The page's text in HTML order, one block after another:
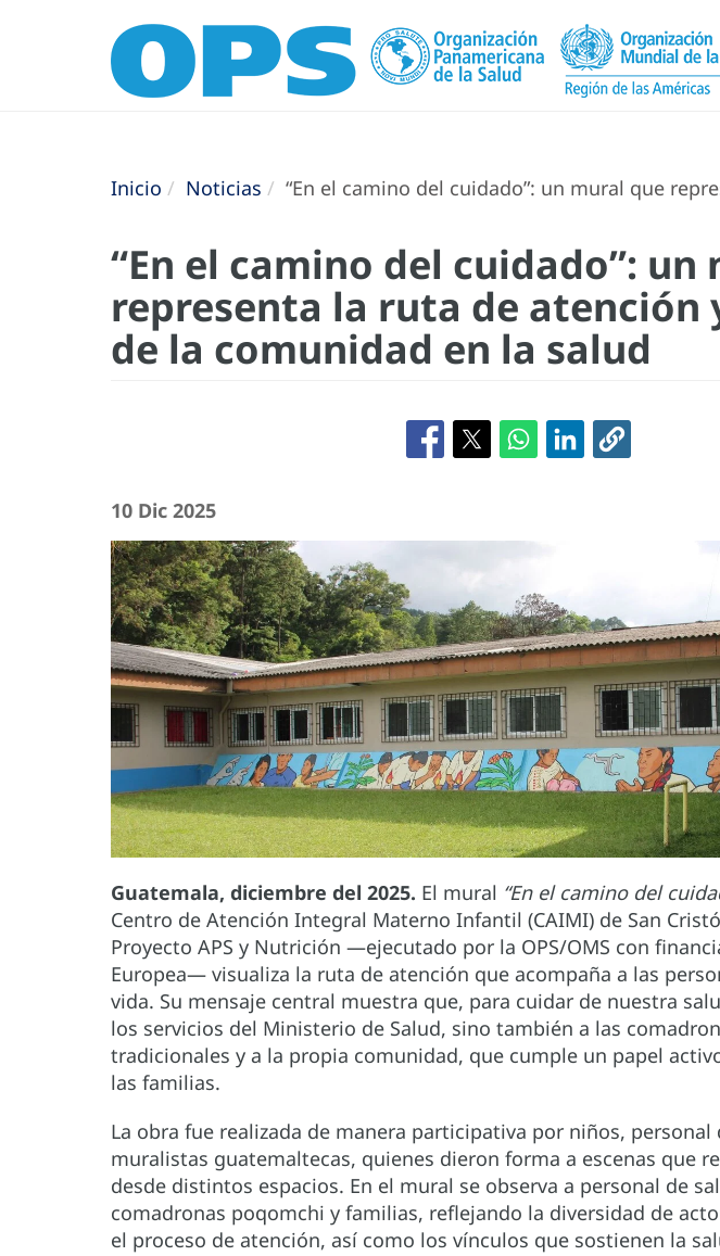
Inicio Noticias “En el camino del cuidado”: un mural que
“En el camino del cuidado”: un
representa la ruta de atención
de la comunidad en la salud
10 Dic 2025
Guatemala, diciembre del 2025. El mural “En el camino del
Centro de Atención Integral Materno Infantil (CAIMI) de San
Proyecto APS y Nutrición —ejecutado por la OPS/OMS con
Europea— visualiza la ruta de atención que acompaña a las
vida. Su mensaje central muestra que, para cuidar de nuestra
los servicios del Ministerio de Salud, sino también a las
tradicionales y a la propia comunidad, que cumple un papel
las familias.
La obra fue realizada de manera participativa por niños, personal
muralistas guatemaltecas, quienes dieron forma a escenas que
desde distintos espacios. En el mural se observa a personal de
comadronas poqomchi y familias, reflejando la diversidad de
el proceso de atención, así como los vínculos que sostienen la